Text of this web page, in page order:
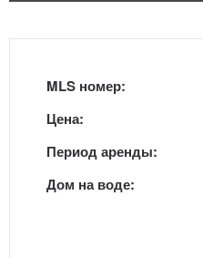
MLS номер:
Цена:
Период аренды:
Дом на воде: